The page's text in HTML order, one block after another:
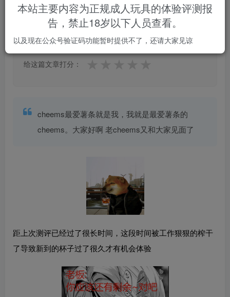
★★★★★
★★★★★ 1 人参与
给这篇文章打分：
cheems最爱薯条就是我，我就是最爱薯条的
cheems。大家好啊 老cheems又和大家见面了
距上次测评已经过了很长时间，这段时间被工作狠狠的榨干
了导致新到的杯子过了很久才有机会体验
本站主要内容为正规成人玩具的体验评测报
告，禁止18岁以下人员查看。
以及现在公众号验证码功能暂时提供不了，还请大家见谅